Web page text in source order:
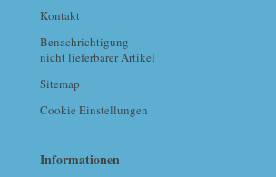
Kontakt
Benachrichtigung
nicht lieferbarer Artikel
Sitemap
Cookie Einstellungen
Informationen